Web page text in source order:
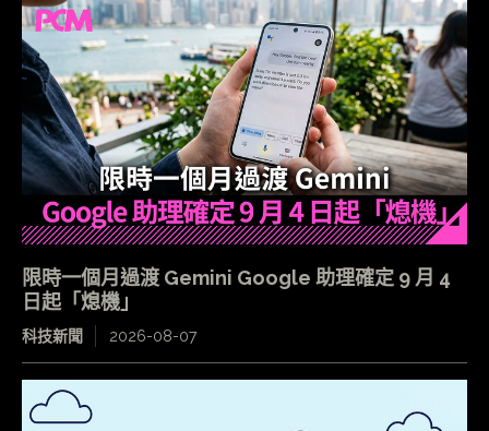
限時一個月過渡 Gemini Google 助理確定 9 月 4
日起「熄機」
科技新聞 2026-08-07